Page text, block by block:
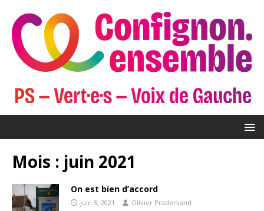
Mois : juin 2021
On est bien d’accord
juin 3, 2021 Olivier Pradervand